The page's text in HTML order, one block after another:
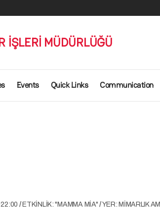
İŞLERİ MÜDÜRLÜĞÜ
Events Quick Links Communication
/ETKİNLİK: "MAMMA MİA"/YER: MİMARLIK